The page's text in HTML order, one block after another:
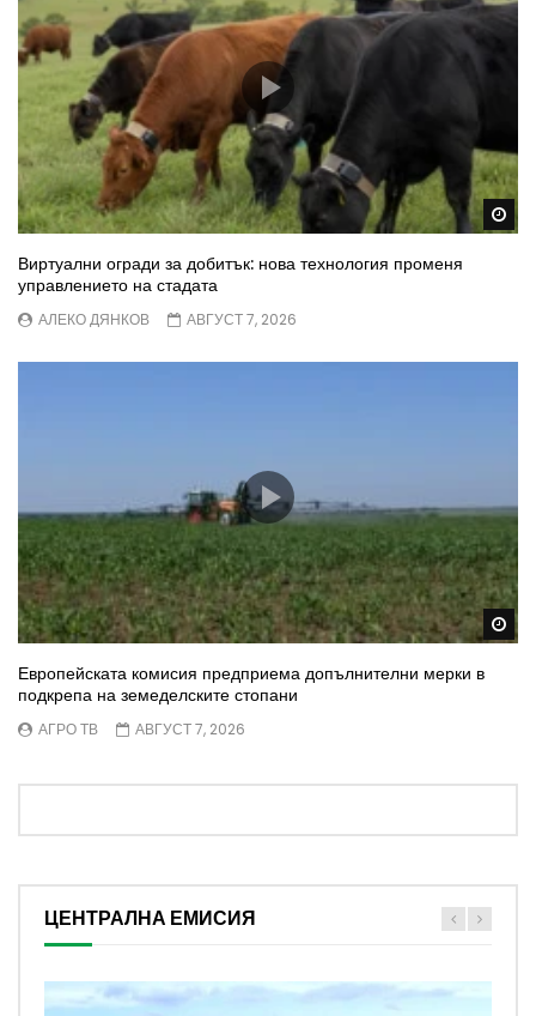
Виртуални огради за добитък: нова технология променя
управлението на стадата
АЛЕКО ДЯНКОВ АВГУСТ 7, 2026
Европейската комисия предприема допълнителни мерки в
подкрепа на земеделските стопани
АГРО ТВ АВГУСТ 7, 2026
ЦЕНТРАЛНА ЕМИСИЯ